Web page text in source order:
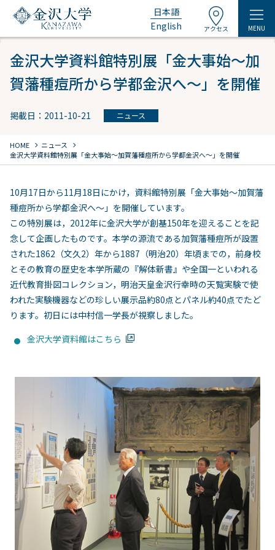
日本語
English
アクセス MENU
金沢大学資料館特別展「金大事始～加
賀藩種痘所から学都金沢へ～」を開催
掲載日：2011-10-21 ニュース
HOME chevron_right ニュース chevron_right
金沢大学資料館特別展「金大事始～加賀藩種痘所から学都金沢へ～」を開催
10月17日から11月18日にかけ，資料館特別展「金大事始～加賀藩
種痘所から学都金沢へ～」を開催しています。
この特別展は，2012年に金沢大学が創基150年を迎えることを記
念して企画したものです。本学の源流である加賀藩種痘所が設置
された1862（文久2）年から1887（明治20）年頃までの，前身校
とその教育の歴史を本学所蔵の『解体新書』や全国一といわれる
近代教育掛図コレクション，明治天皇金沢行幸時の天覧実験で使
われた実験機器などの珍しい展示品約80点とパネル約40点でたど
ります。初日には中村信一学長が視察しました。
金沢大学資料館はこちら